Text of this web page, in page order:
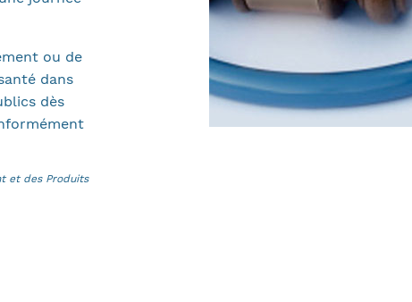
ou de
dans
dès
et des Produits